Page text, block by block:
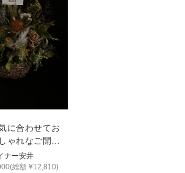
に合わせてお
ゃれなご開店
ナー安井
総額 ¥12,810)